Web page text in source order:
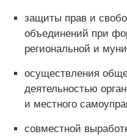
защиты прав и
объединений при
региональной и
осуществления
деятельностью
и местного
совместной